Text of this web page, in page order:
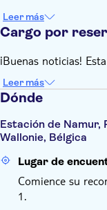
Leer más
Cargo por
¡Buenas noticias!
Leer más
Dónde
Estación de Namur,
Wallonie, Bélgica
Lugar de
Comience su
1.